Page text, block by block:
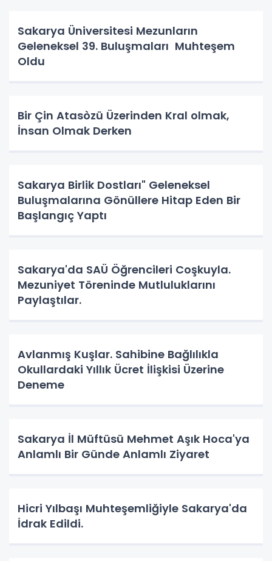
Sakarya Üniversitesi Mezunların
Geleneksel 39. Buluşmaları Muhteşem
Oldu
Bir Çin Atasòzü Üzerinden Kral olmak,
İnsan Olmak Derken
Sakarya Birlik Dostları" Geleneksel
Buluşmalarına Gönüllere Hitap Eden Bir
Başlangıç Yaptı
Sakarya'da SAÜ Öğrencileri Coşkuyla.
Mezuniyet Töreninde Mutluluklarını
Paylaştılar.
Avlanmış Kuşlar. Sahibine Bağlılıkla
Okullardaki Yıllık Ücret İlişkisi Üzerine
Deneme
Sakarya İl Müftüsü Mehmet Aşık Hoca'ya
Anlamlı Bir Günde Anlamlı Ziyaret
Hicri Yılbaşı Muhteşemliğiyle Sakarya'da
İdrak Edildi.